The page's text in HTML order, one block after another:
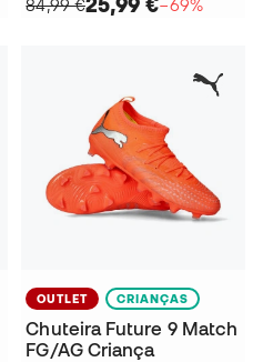
84,99 €
−69%
OUTLET CRIANÇAS
Chuteira Future 9 Match
FG/AG Criança